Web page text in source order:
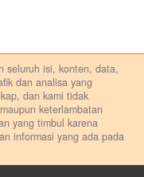
seluruh isi, konten, data,
dan analisa yang
dan kami tidak
keterlambatan
yang timbul karena
informasi yang ada pada